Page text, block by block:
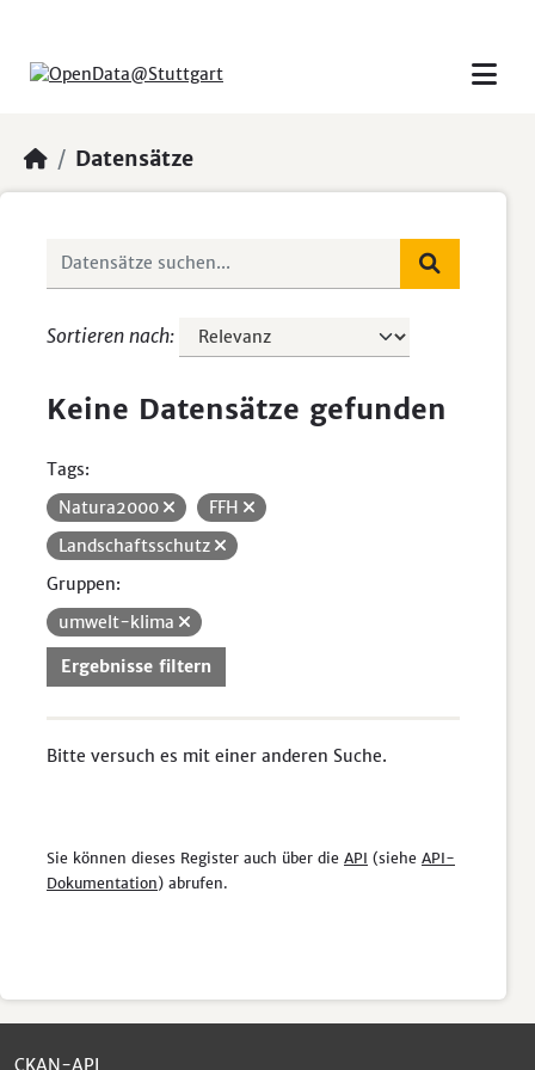
Datensätze
Sortieren nach
Keine Datensätze gefunden
Tags:
Natura2000
FFH
Landschaftsschutz
Gruppen:
umwelt-klima
Ergebnisse filtern
Bitte versuch es mit einer anderen Suche.
Sie können dieses Register auch über die API (siehe API-
Dokumentation) abrufen.
CKAN-API